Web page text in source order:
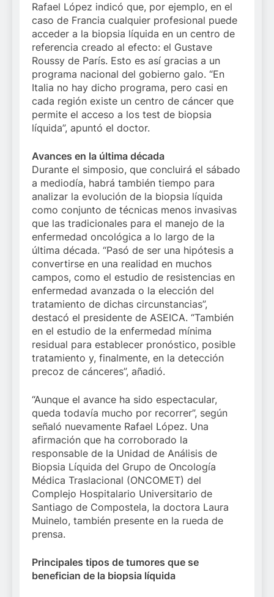
Rafael López indicó que, por ejemplo, en el
caso de Francia cualquier profesional puede
acceder a la biopsia líquida en un centro de
referencia creado al efecto: el Gustave
Roussy de París. Esto es así gracias a un
programa nacional del gobierno galo. “En
Italia no hay dicho programa, pero casi en
cada región existe un centro de cáncer que
permite el acceso a los test de biopsia
líquida”, apuntó el doctor.
Avances en la última década
Durante el simposio, que concluirá el sábado
a mediodía, habrá también tiempo para
analizar la evolución de la biopsia líquida
como conjunto de técnicas menos invasivas
que las tradicionales para el manejo de la
enfermedad oncológica a lo largo de la
última década. “Pasó de ser una hipótesis a
convertirse en una realidad en muchos
campos, como el estudio de resistencias en
enfermedad avanzada o la elección del
tratamiento de dichas circunstancias”,
destacó el presidente de ASEICA. “También
en el estudio de la enfermedad mínima
residual para establecer pronóstico, posible
tratamiento y, finalmente, en la detección
precoz de cánceres”, añadió.
“Aunque el avance ha sido espectacular,
queda todavía mucho por recorrer”, según
señaló nuevamente Rafael López. Una
afirmación que ha corroborado la
responsable de la Unidad de Análisis de
Biopsia Líquida del Grupo de Oncología
Médica Traslacional (ONCOMET) del
Complejo Hospitalario Universitario de
Santiago de Compostela, la doctora Laura
Muinelo, también presente en la rueda de
prensa.
Principales tipos de tumores que se
benefician de la biopsia líquida